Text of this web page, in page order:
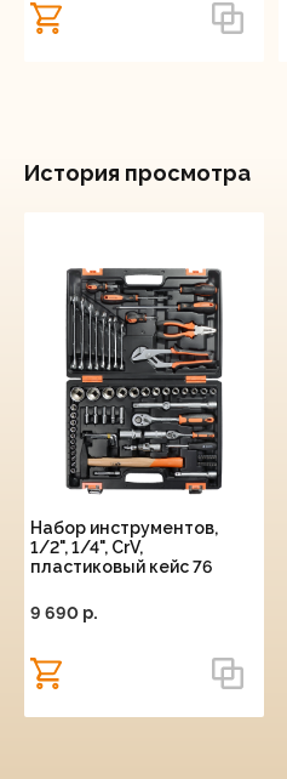
История просмотра
Набор инструментов,
1/2", 1/4", CrV,
пластиковый кейс 76
9 690 p.